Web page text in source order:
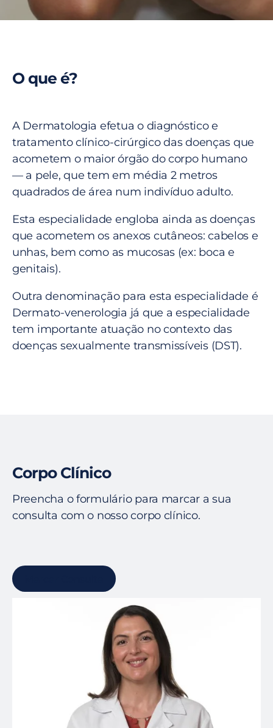
O que é?
A Dermatologia efetua o diagnóstico e
tratamento clínico-cirúrgico das doenças que
acometem o maior órgão do corpo humano
— a pele, que tem em média 2 metros
quadrados de área num indivíduo adulto.
Esta especialidade engloba ainda as doenças
que acometem os anexos cutâneos: cabelos e
unhas, bem como as mucosas (ex: boca e
genitais).
Outra denominação para esta especialidade é
Dermato-venerologia já que a especialidade
tem importante atuação no contexto das
doenças sexualmente transmissíveis (DST).
Corpo Clínico
Preencha o formulário para marcar a sua
consulta com o nosso corpo clínico.